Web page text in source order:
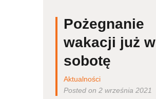
Pożegnanie
wakacji już w
sobotę
Aktualności
Posted on 2 września 2021